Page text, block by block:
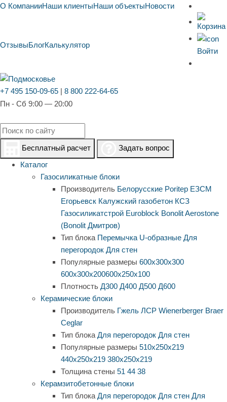
О КомпанииНаши клиентыНаши объектыНовости
ОтзывыБлогКалькулятор
Войти
+7 495 150-09-65 | 8 800 222-64-65
Пн - Сб 9:00 — 20:00
Бесплатный расчет
Задать вопрос
Каталог
Газосиликатные блоки
Производитель Белорусские Poritep ЕЗСМ
Егорьевск Калужский газобетон КСЗ
Газосиликатстрой Euroblock BonolitAerostone
(Bonolit Дмитров)
Тип блока Перемычка U-образные Для
перегородок Для стен
Популярные размеры 600х300х300
600х300х200600х250х100
Плотность Д300 Д400 Д500 Д600
Керамические блоки
Производитель Гжель ЛСР Wienerberger Braer
Ceglar
Тип блока Для перегородок Для стен
Популярные размеры 510х250х219
440х250х219 380х250х219
Толщина стены 51 44 38
Керамзитобетонные блоки
Тип блока Для перегородок Для стен Для